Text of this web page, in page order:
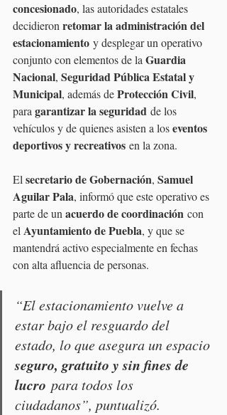
concesionado, las autoridades estatales
decidieron retomar la administración del
estacionamiento y desplegar un operativo
conjunto con elementos de la Guardia
Nacional, Seguridad Pública Estatal y
Municipal, además de Protección Civil,
para garantizar la seguridad de los
vehículos y de quienes asisten a los eventos
deportivos y recreativos en la zona.
El secretario de Gobernación, Samuel
Aguilar Pala, informó que este operativo es
parte de un acuerdo de coordinación con
el Ayuntamiento de Puebla, y que se
mantendrá activo especialmente en fechas
con alta afluencia de personas.
“El estacionamiento vuelve a
estar bajo el resguardo del
estado, lo que asegura un espacio
seguro, gratuito y sin fines de
lucro para todos los
ciudadanos”, puntualizó.